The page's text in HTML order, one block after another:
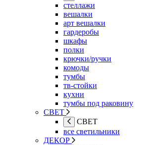
стеллажи
вешалки
арт вешалки
гардеробы
шкафы
полки
крючки/ручки
комоды
тумбы
тв-стойки
кухни
тумбы под раковину
СВЕТ
СВЕТ
все светильники
ДЕКОР